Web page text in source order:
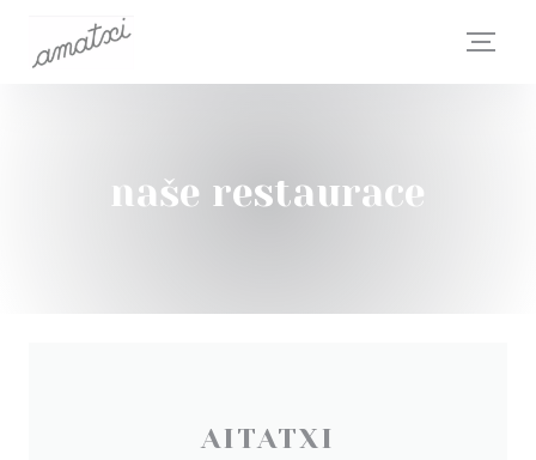
Panel pro správu cookies
naše restaurace
AITATXI